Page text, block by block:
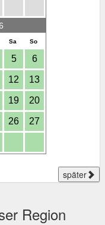
Sa So
5 6
12 13
19 20
26 27
später
Region